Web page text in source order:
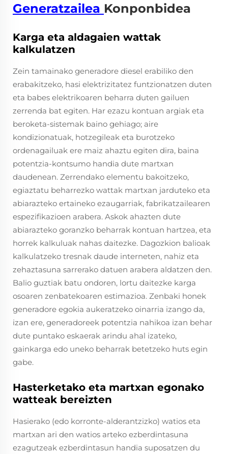
Generatzailea Konponbidea
Karga eta aldagaien wattak
kalkulatzen
Zein tamainako generadore diesel erabiliko den
erabakitzeko, hasi elektrizitatez funtzionatzen duten
eta babes elektrikoaren beharra duten gailuen
zerrenda bat egiten. Har ezazu kontuan argiak eta
beroketa-sistemak baino gehiago; aire
kondizionatuak, hotzegileak eta burotzeko
ordenagailuak ere maiz ahaztu egiten dira, baina
potentzia-kontsumo handia dute martxan
daudenean. Zerrendako elementu bakoitzeko,
egiaztatu beharrezko wattak martxan jarduteko eta
abiarazteko ertaineko ezaugarriak, fabrikatzailearen
espezifikazioen arabera. Askok ahazten dute
abiarazteko goranzko beharrak kontuan hartzea, eta
horrek kalkuluak nahas daitezke. Dagozkion balioak
kalkulatzeko tresnak daude interneten, nahiz eta
zehaztasuna sarrerako datuen arabera aldatzen den.
Balio guztiak batu ondoren, lortu daitezke karga
osoaren zenbatekoaren estimazioa. Zenbaki honek
generadore egokia aukeratzeko oinarria izango da,
izan ere, generadoreek potentzia nahikoa izan behar
dute puntako eskaerak arindu ahal izateko,
gainkarga edo uneko beharrak betetzeko huts egin
gabe.
Hasterketako eta martxan egonako
watteak bereizten
Hasierako (edo korronte-alderantzizko) watios eta
martxan ari den watios arteko ezberdintasuna
ezagutzeak ezberdintasun handia suposatzen du